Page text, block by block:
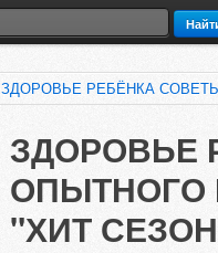
ЗДОРОВЬЕ РЕБЁНКА
ЗДОРОВЬЕ
ОПЫТНОГО
"ХИТ